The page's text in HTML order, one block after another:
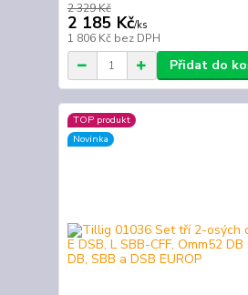
2 329 Kč
2 185 Kč/ks
1 806 Kč bez DPH
Přidat do
TOP produkt
Novinka